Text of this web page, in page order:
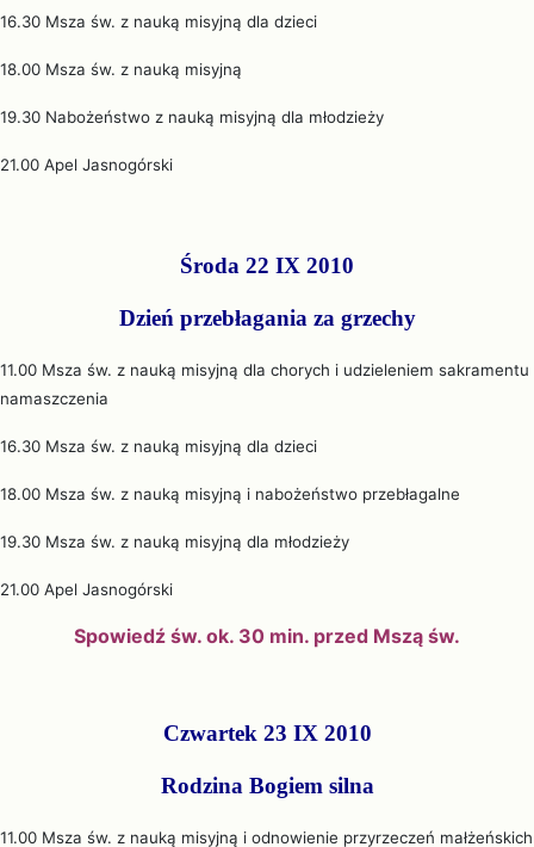
16.30 Msza św. z nauką misyjną dla dzieci
18.00 Msza św. z nauką misyjną
19.30 Nabożeństwo z nauką misyjną dla młodzieży
21.00 Apel Jasnogórski
Środa 22 IX 2010
Dzień przebłagania za grzechy
11.00 Msza św. z nauką misyjną dla chorych i udzieleniem sakramentu
namaszczenia
16.30 Msza św. z nauką misyjną dla dzieci
18.00 Msza św. z nauką misyjną i nabożeństwo przebłagalne
19.30 Msza św. z nauką misyjną dla młodzieży
21.00 Apel Jasnogórski
Spowiedź św. ok. 30 min. przed Mszą św.
Czwartek 23 IX 2010
Rodzina Bogiem silna
11.00 Msza św. z nauką misyjną i odnowienie przyrzeczeń małżeńskich